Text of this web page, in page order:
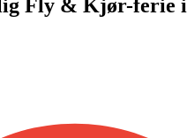
Fly & Kjør-ferie i